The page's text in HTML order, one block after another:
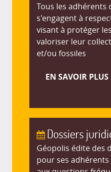
Tous les adhérents
s'engagent à
visant à protéger
valoriser leur
et/ou fossiles
EN SAVOIR PLUS
Dossiers
Géopolis édite des
pour ses